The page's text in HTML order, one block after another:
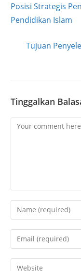
articles
Posisi Strategis
Pendidikan Islam
Tujuan
Tinggalkan
Comment
Enter
your
name
Enter
your
email
Enter